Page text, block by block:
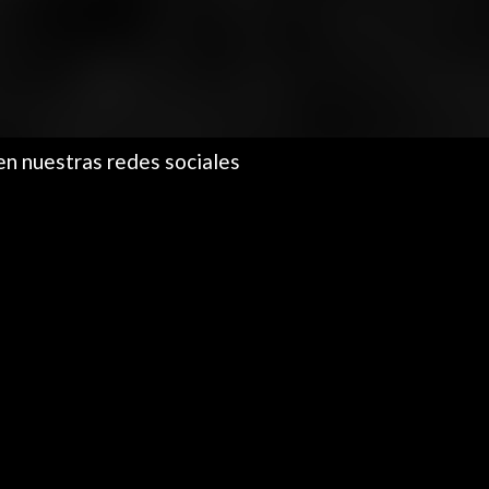
nuestras redes sociales